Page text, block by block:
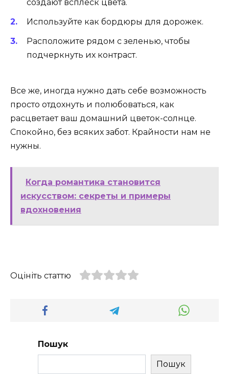
создают всплеск цвета.
Используйте как бордюры для дорожек.
Расположите рядом с зеленью, чтобы
подчеркнуть их контраст.
Все же, иногда нужно дать себе возможность
просто отдохнуть и полюбоваться, как
расцветает ваш домашний цветок-солнце.
Спокойно, без всяких забот. Крайности нам не
нужны.
Когда романтика становится
искусством: секреты и примеры
вдохновения
Оцініть статтю
Пошук
Пошук